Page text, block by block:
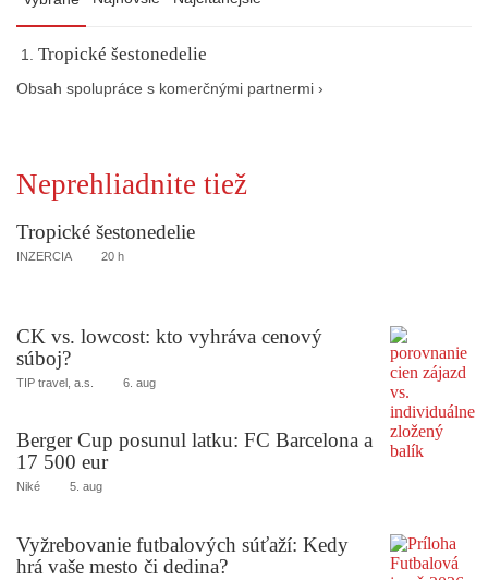
Tropické šestonedelie
Obsah spolupráce s komerčnými partnermi ›
Neprehliadnite tiež
Tropické šestonedelie
INZERCIA 20 h
CK vs. lowcost: kto vyhráva cenový
súboj?
TIP travel, a.s. 6. aug
Berger Cup posunul latku: FC Barcelona a
17 500 eur
Niké 5. aug
Vyžrebovanie futbalových súťaží: Kedy
hrá vaše mesto či dedina?